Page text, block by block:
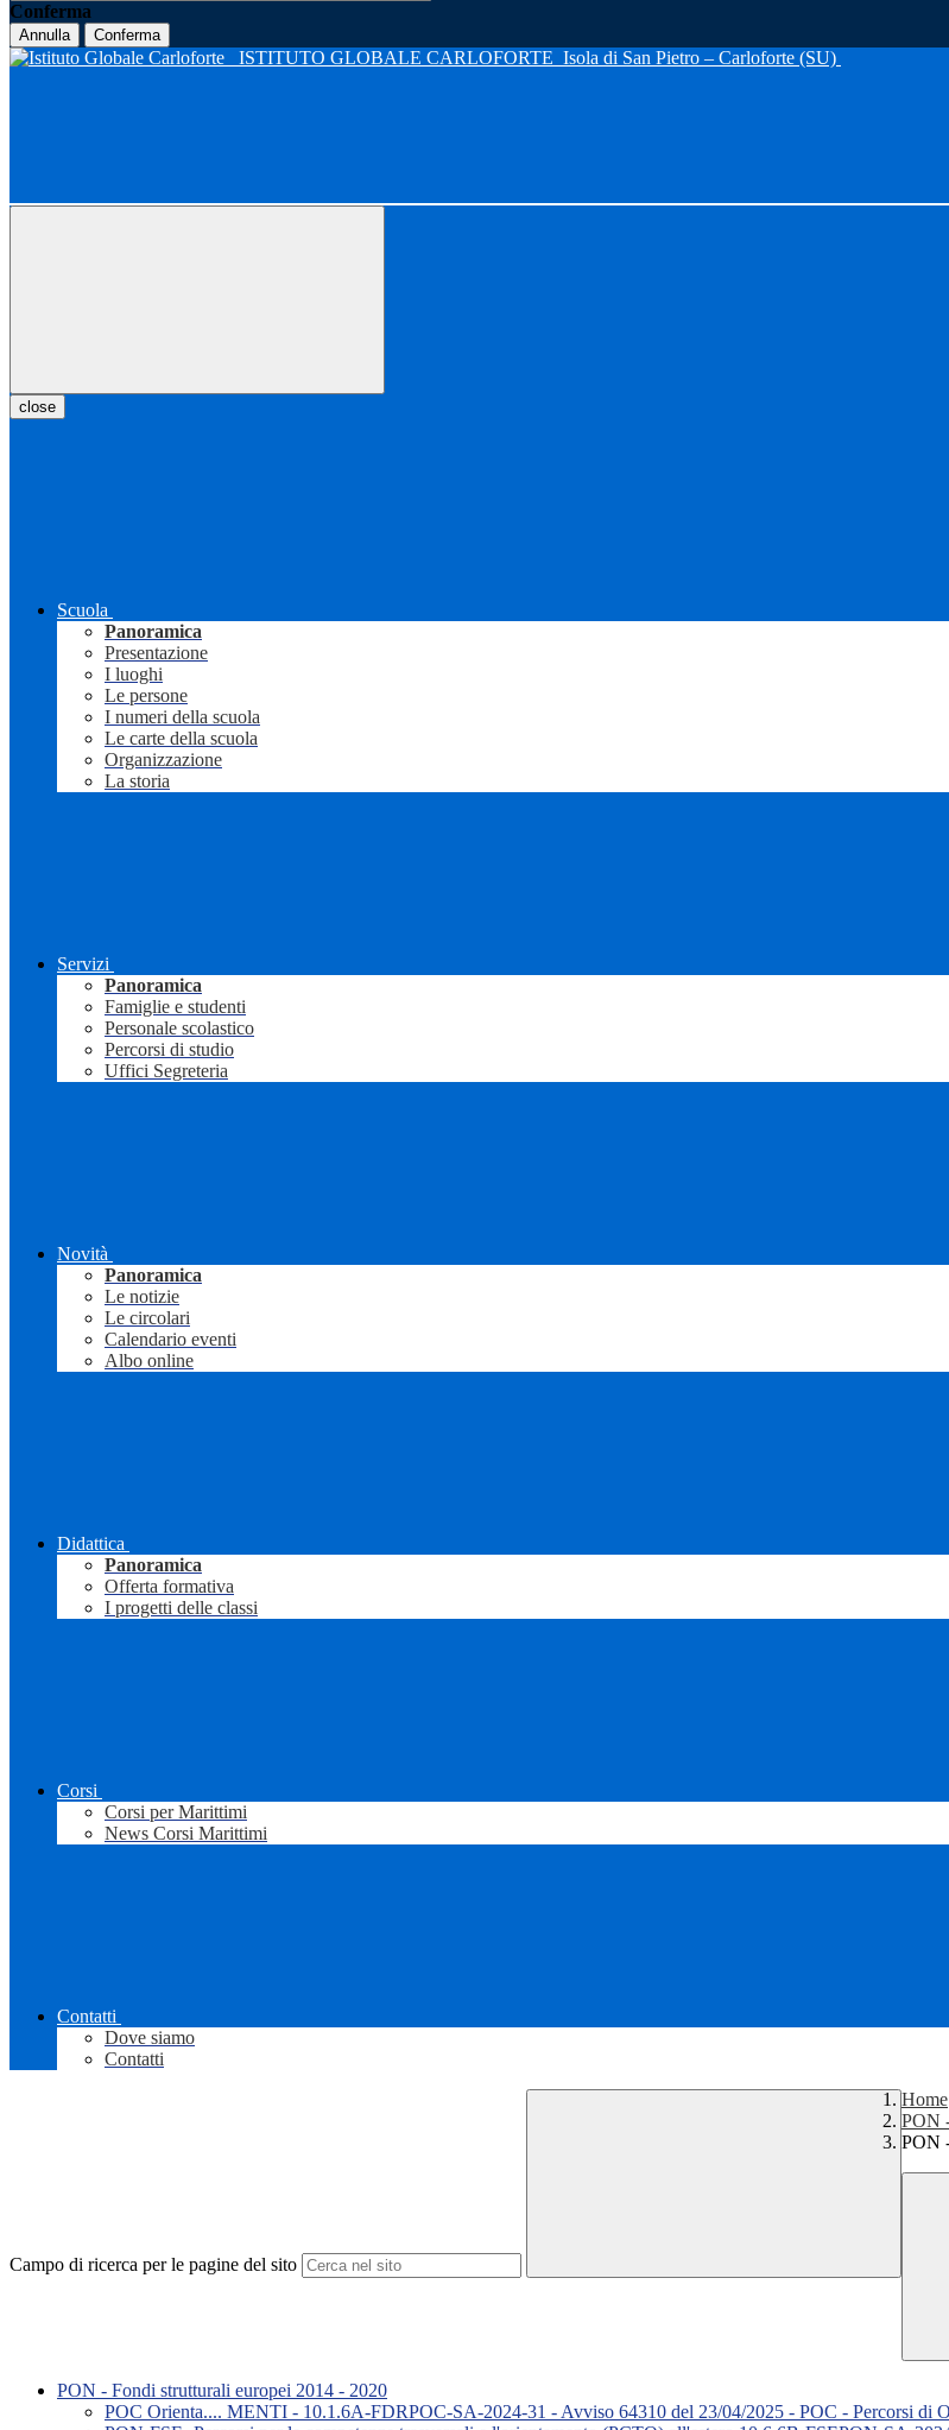
Conferma
Annulla Conferma
ISTITUTO GLOBALE CARLOFORTE Isola di San Pietro – Carloforte (SU)
close
Scuola
Panoramica
Presentazione
I luoghi
Le persone
I numeri della scuola
Le carte della scuola
Organizzazione
La storia
Servizi
Panoramica
Famiglie e studenti
Personale scolastico
Percorsi di studio
Uffici Segreteria
Novità
Panoramica
Le notizie
Le circolari
Calendario eventi
Albo online
Didattica
Panoramica
Offerta formativa
I progetti delle classi
Corsi
Corsi per Marittimi
News Corsi Marittimi
Contatti
Dove siamo
Contatti
Campo di ricerca per le pagine del sito
Home
PON
PON
PON - Fondi strutturali europei 2014 - 2020
POC Orienta.... MENTI - 10.1.6A-FDRPOC-SA-2024-31 - Avviso 64310 del 23/04/2025 - POC - Percorsi di